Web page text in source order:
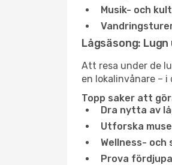
Musik- och
Lågsäsong:
Att resa under de
en lokalinvånare –
Topp saker att
Dra nytta av
Utforska
Wellness- och
Prova